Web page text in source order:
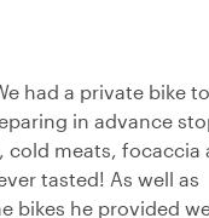
had a private bike
in advance
cold meats, focaccia
tasted! As well as
bikes he provided